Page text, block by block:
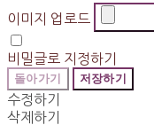
이미지 업로드
비밀글로 지정하기
돌아가기 저장하기
수정하기
삭제하기